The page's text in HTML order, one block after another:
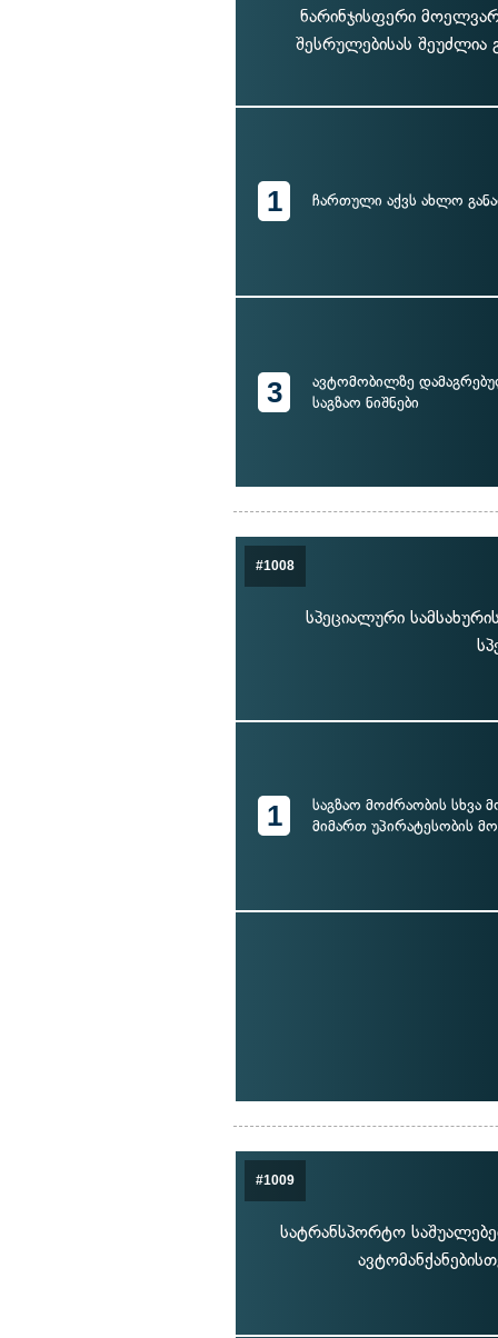
ნარინჯისფერი
შესრულებისას შეუძლია
1 ჩართული აქვს ახლო
3
ავტომობილზე
საგზაო ნიშნები
#1008
სპეციალური
1
საგზაო მოძრაობის სხვა
მიმართ უპირატესობის
#1009
სატრანსპორტო